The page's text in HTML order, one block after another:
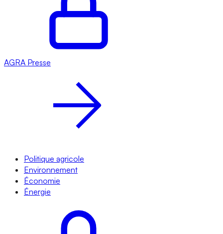
AGRA Presse
Politique agricole
Environnement
Économie
Énergie